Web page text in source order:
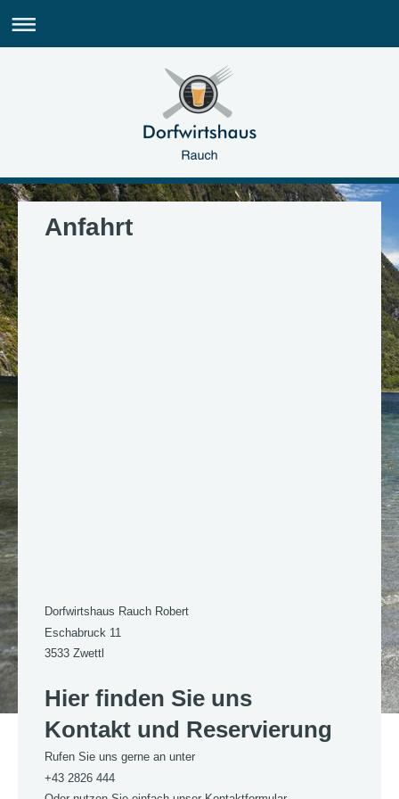
Anfahrt
Dorfwirtshaus Rauch Robert
Eschabruck 11
3533 Zwettl
Hier finden Sie uns
Kontakt und Reservierung
Rufen Sie uns gerne an unter
+43 2826 444